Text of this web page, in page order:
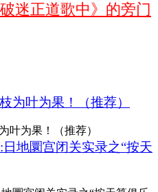
迷正道歌中》的旁门
为叶为果！（推荐）
地圜宫闭关实录之“按天